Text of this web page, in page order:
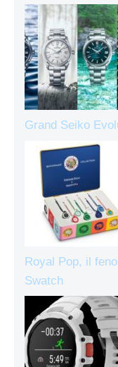
Grand Seiko
Royal Pop, il
Swatch